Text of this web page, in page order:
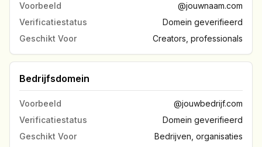
Voorbeeld
@jouwnaam.com
Verificatiestatus
Domein geverifieerd
Geschikt Voor
Creators, professionals
Bedrijfsdomein
Voorbeeld
@jouwbedrijf.com
Verificatiestatus
Domein geverifieerd
Geschikt Voor
Bedrijven, organisaties